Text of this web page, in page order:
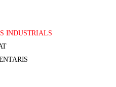
INDUSTRIALS